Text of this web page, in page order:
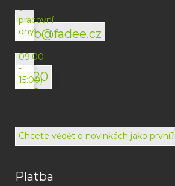
info@fadee.cz
v
pracovní
dny)
+420
792
072
(Po-
09:00
-
15:00)
Chcete vědět o novinkách jako první?
Platba